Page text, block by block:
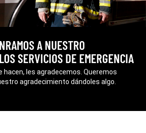
A NUESTRO
SERVICIOS DE EMERGENCIA
hacen, les agradecemos. Queremos
agradecimiento dándoles algo.